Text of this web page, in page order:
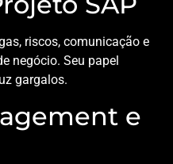
riscos, comunicação e
negócio. Seu papel
gargalos.
e